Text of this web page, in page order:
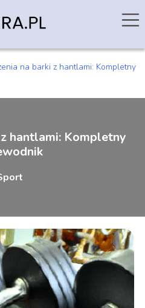
na barki z hantlami: Kompletny
hantlami: Kompletny